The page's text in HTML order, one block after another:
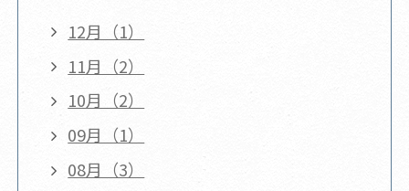
12月（1）
11月（2）
10月（2）
09月（1）
08月（3）